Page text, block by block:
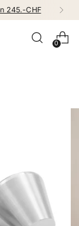
245.-CHF
0